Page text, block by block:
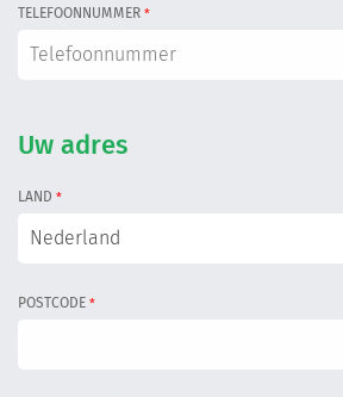
TELEFOONNUMMER *
Uw adres
LAND *
Nederland
POSTCODE *